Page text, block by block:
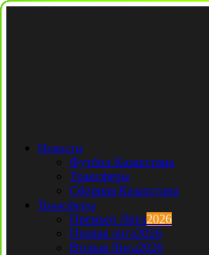
Новости
Футбол Казахстана
Трансферы
Сборная Казахстана
Трансферы
Премьер Лига2026
Первая лига2026
Вторая Лига2026